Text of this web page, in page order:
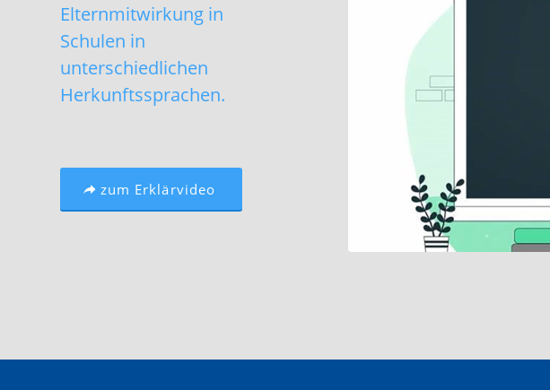
Elternmitwirkung in
Schulen in
unterschiedlichen
Herkunftssprachen.
zum Erklärvideo